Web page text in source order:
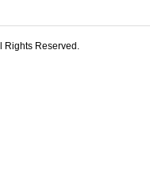
Rights Reserved.